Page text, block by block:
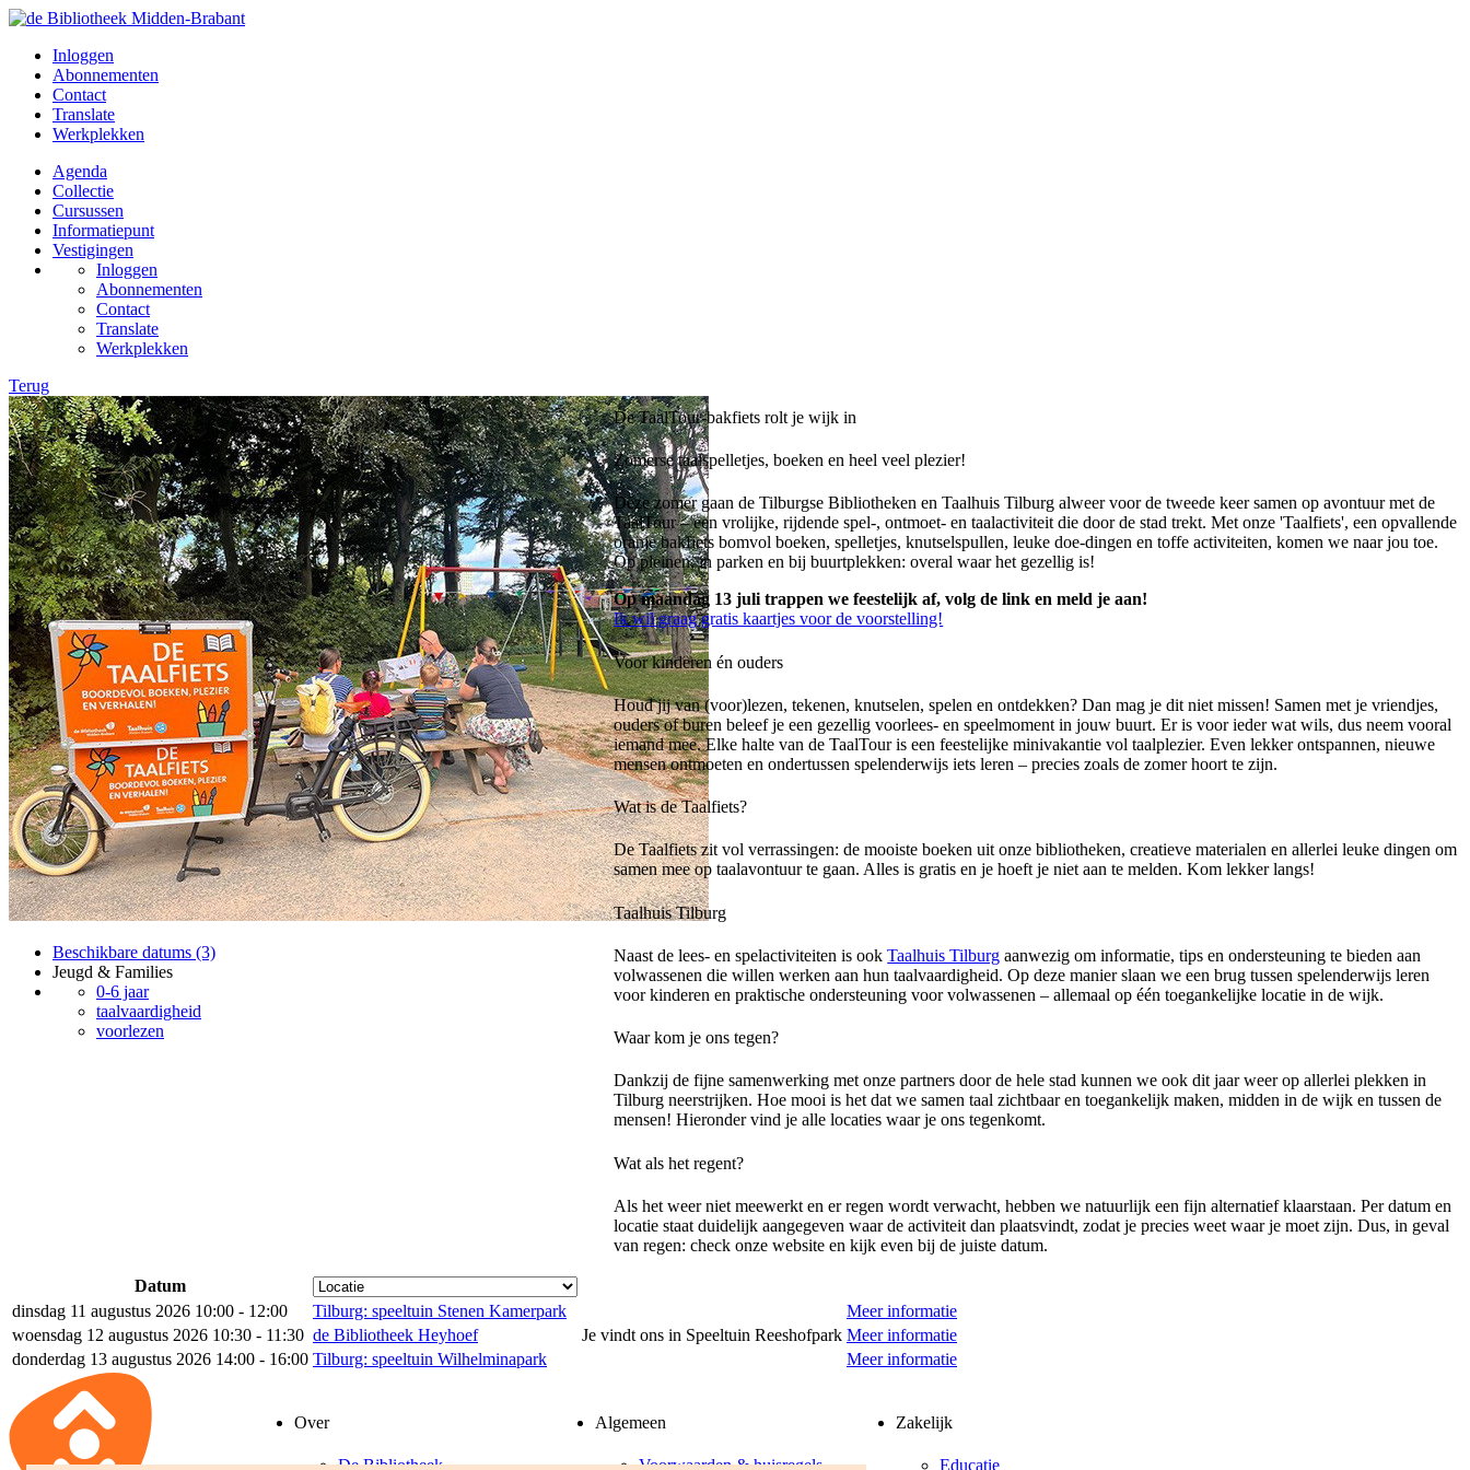
Inloggen
Abonnementen
Contact
Translate
Werkplekken
Agenda
Collectie
Cursussen
Informatiepunt
Vestigingen
Inloggen
Abonnementen
Contact
Translate
Werkplekken
Terug
Beschikbare datums (3)
Jeugd & Families
0-6 jaar
taalvaardigheid
voorlezen
De TaalTour-bakfiets rolt je wijk in
Zomerse taalspelletjes, boeken en heel veel plezier!
Deze zomer gaan de Tilburgse Bibliotheken en Taalhuis Tilburg alweer voor de tweede keer samen op avontuur met de
TaalTour – een vrolijke, rijdende spel-, ontmoet- en taalactiviteit die door de stad trekt. Met onze 'Taalfiets', een opvallende
oranje bakfiets bomvol boeken, spelletjes, knutselspullen, leuke doe-dingen en toffe activiteiten, komen we naar jou toe.
Op pleinen, in parken en bij buurtplekken: overal waar het gezellig is!
Op maandag 13 juli trappen we feestelijk af, volg de link en meld je aan!
Ik wil graag gratis kaartjes voor de voorstelling!
Voor kinderen én ouders
Houd jij van (voor)lezen, tekenen, knutselen, spelen en ontdekken? Dan mag je dit niet missen! Samen met je vriendjes,
ouders of buren beleef je een gezellig voorlees- en speelmoment in jouw buurt. Er is voor ieder wat wils, dus neem vooral
iemand mee. Elke halte van de TaalTour is een feestelijke minivakantie vol taalplezier. Even lekker ontspannen, nieuwe
mensen ontmoeten en ondertussen spelenderwijs iets leren – precies zoals de zomer hoort te zijn.
Wat is de Taalfiets?
De Taalfiets zit vol verrassingen: de mooiste boeken uit onze bibliotheken, creatieve materialen en allerlei leuke dingen om
samen mee op taalavontuur te gaan. Alles is gratis en je hoeft je niet aan te melden. Kom lekker langs!
Taalhuis Tilburg
Naast de lees- en spelactiviteiten is ookTaalhuis Tilburg aanwezig om informatie, tips en ondersteuning te bieden aan
volwassenen die willen werken aan hun taalvaardigheid. Op deze manier slaan we een brug tussen spelenderwijs leren
voor kinderen en praktische ondersteuning voor volwassenen – allemaal op één toegankelijke locatie in de wijk.
Waar kom je ons tegen?
Dankzij de fijne samenwerking met onze partners door de hele stad kunnen we ook dit jaar weer op allerlei plekken in
Tilburg neerstrijken. Hoe mooi is het dat we samen taal zichtbaar en toegankelijk maken, midden in de wijk en tussen de
mensen! Hieronder vind je alle locaties waar je ons tegenkomt.
Wat als het regent?
Als het weer niet meewerkt en er regen wordt verwacht, hebben we natuurlijk een fijn alternatief klaarstaan. Per datum en
locatie staat duidelijk aangegeven waar de activiteit dan plaatsvindt, zodat je precies weet waar je moet zijn. Dus, in geval
van regen: check onze website en kijk even bij de juiste datum.
Datum
dinsdag 11 augustus 2026 10:00 - 12:00
Tilburg: speeltuin Stenen Kamerpark
Meer informatie
woensdag 12 augustus 2026 10:30 - 11:30 de Bibliotheek Heyhoef Je vindt ons in Speeltuin Reeshofpark Meer informatie
donderdag 13 augustus 2026 14:00 - 16:00 Tilburg: speeltuin Wilhelminapark Meer informatie
Over
De Bibliotheek
Algemeen
Voorwaarden & huisregels
Zakelijk
Educatie